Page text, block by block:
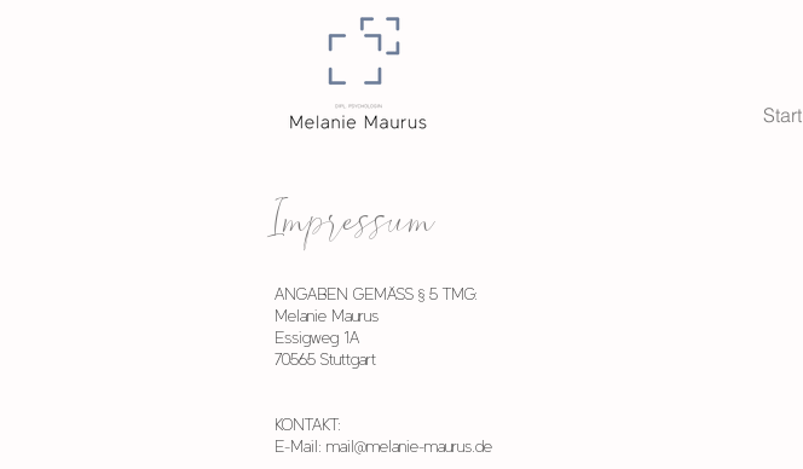
Start
Impressum
ANGABEN GEMÄSS § 5 TMG:
Melanie Maurus
Essigweg 1A
70565 Stuttgart
KONTAKT:
E-Mail: mail@melanie-maurus.de